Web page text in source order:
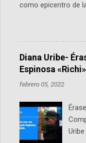
como epicentro de
hackathon global
Agencia Espacial
la vida cotidiana.
Planetario de
Andes, reúne a
Colombia y líderes
por qué importa en
competencia
ciudades, donde
Diana Uribe-
Espinosa «Richi»
febrero 05, 2022